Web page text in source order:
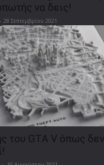
να δεις!
28 Σεπτεμβρίου 2021
του GTA V όπως